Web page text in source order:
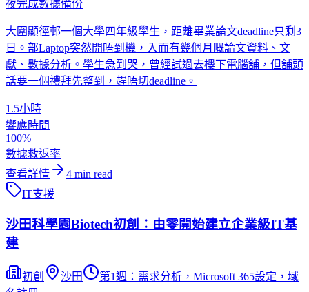
夜完成數據備份
大圍顯徑邨一個大學四年級學生，距離畢業論文deadline只剩3
日。部Laptop突然開唔到機，入面有幾個月嘅論文資料、文
獻、數據分析。學生急到哭，曾經試過去樓下電腦舖，但舖頭
話要一個禮拜先整到，趕唔切deadline。
1.5小時
響應時間
100%
數據救返率
查看詳情
4 min read
IT支援
沙田科學園Biotech初創：由零開始建立企業級IT基
建
初創 沙田
第1週：需求分析，Microsoft 365設定，域